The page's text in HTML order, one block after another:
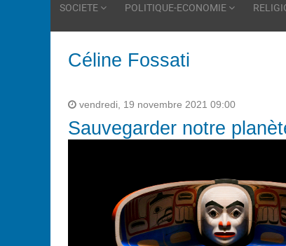
SOCIETE POLITIQUE-ECONOMIE
Céline Fossati
vendredi, 19 novembre 2021 09:00
Sauvegarder notre